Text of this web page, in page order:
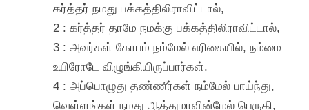
கர்த்தர் நமது பக்கத்திலிராவிட்டால்,
2 : கர்த்தர் தாமே நமக்கு பக்கத்திலிராவிட்டால்,
3 : அவர்கள் கோபம் நம்மேல் எரிகையில், நம்மை
உயிரோடே விழுங்கியிருப்பார்கள்.
4 : அப்பொழுது தண்ணீர்கள் நம்மேல் பாய்ந்து,
வெள்ளங்கள் நமது ஆத்துமாவின்மேல் பெருகி,